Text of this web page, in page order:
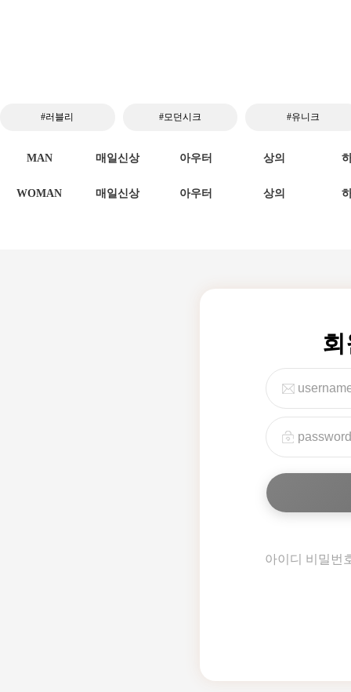
#러블리 #모던시크 #유니크
MAN 매일신상 아우터 상의
WOMAN 매일신상 아우터 상의
아이디 비밀번